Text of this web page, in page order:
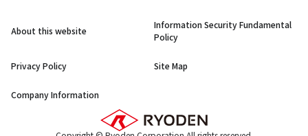
About this website
Information Security Fundamental
Policy
Privacy Policy Site Map
Company Information